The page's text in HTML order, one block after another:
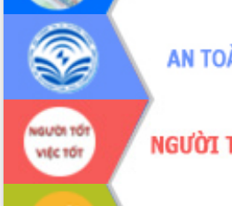
Quyết liệt tháo gỡ vướng mắc, đẩy
nhanh tiến độ các dự án trọng điểm
trong Khu kinh tế Nam Phú Yên
Hòn Yến phát triển du lịch gắn với bảo
tồn biển
Lấy ý kiến điều chỉnh Quy hoạch tỉnh
Đắk Lắk thời kỳ 2021-2030, tầm nhìn
đến năm 2050
Phát động chiến dịch 30 ngày đêm
giải phóng mặt bằng Tuyến đường bộ
ven biển